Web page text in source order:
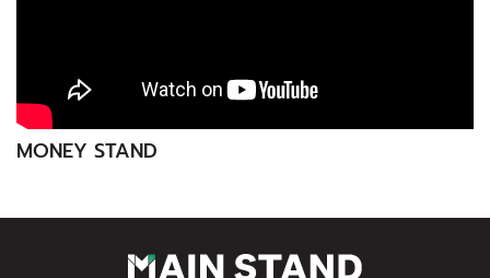
MONEY STAND